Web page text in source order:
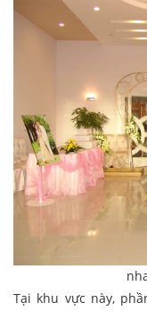
Tại khu vực này,